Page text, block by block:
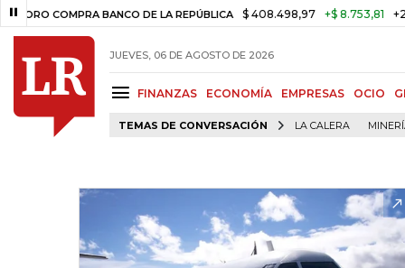
COMPRA BANCO DE LA REPÚBLICA $ 408.498,97 +$ 8.753,81 +2,19%
JUEVES, 06 DE AGOSTO DE 2026
FINANZAS ECONOMÍA EMPRESAS OCIO
TEMAS DE CONVERSACIÓN LA CALERA